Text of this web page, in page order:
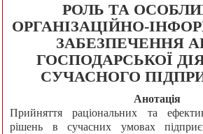
РОЛЬ ТА
ОРГАНІЗАЦІЙНО-
ЗАБЕЗПЕЧЕННЯ
ГОСПОДАРСЬКОЇ
СУЧАСНОГО
Анотація
Прийняття раціональних та
рішень в сучасних умовах